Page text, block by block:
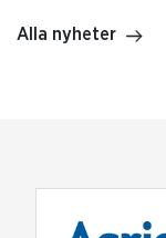
Alla nyheter